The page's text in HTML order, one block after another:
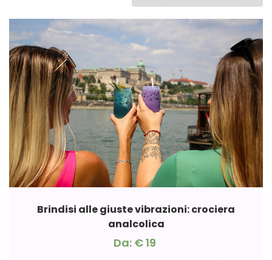
Brindisi alle giuste vibrazioni: crociera
analcolica
Da: €19